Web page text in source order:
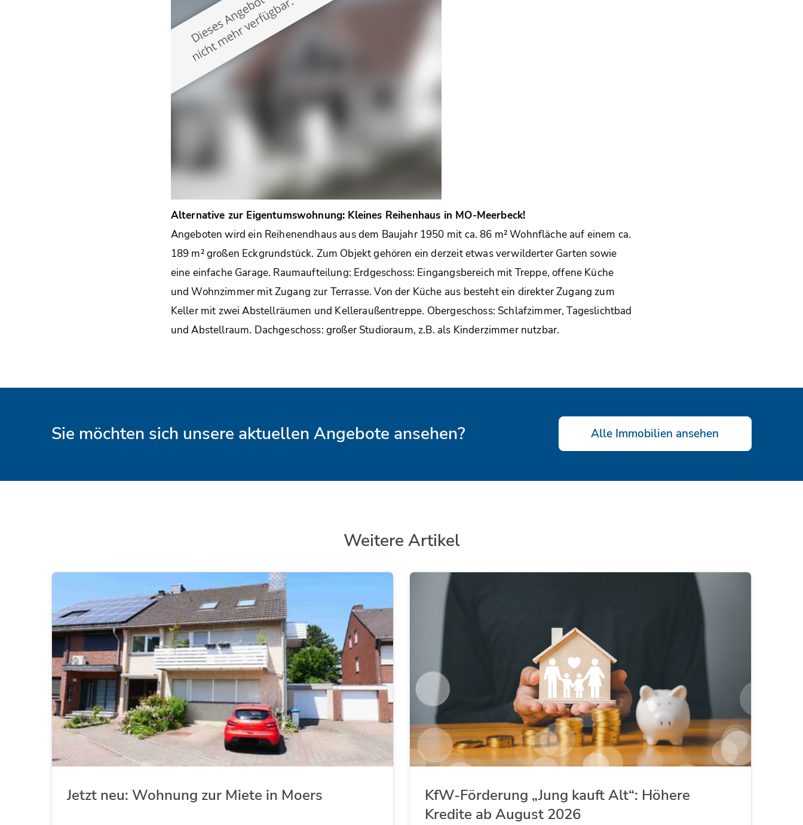
Alternative zur Eigentumswohnung: Kleines Reihenhaus in MO-Meerbeck!
Angeboten wird ein Reihenendhaus aus dem Baujahr 1950 mit ca. 86 m² Wohnfläche auf einem ca.
189 m² großen Eckgrundstück. Zum Objekt gehören ein derzeit etwas verwilderter Garten sowie
eine einfache Garage. Raumaufteilung: Erdgeschoss: Eingangsbereich mit Treppe, offene Küche
und Wohnzimmer mit Zugang zur Terrasse. Von der Küche aus besteht ein direkter Zugang zum
Keller mit zwei Abstellräumen und Kelleraußentreppe. Obergeschoss: Schlafzimmer, Tageslichtbad
und Abstellraum. Dachgeschoss: großer Studioraum, z.B. als Kinderzimmer nutzbar.
Sie möchten sich unsere aktuellen Angebote ansehen? Alle Immobilien ansehen
Weitere Artikel
Jetzt neu: Wohnung zur Miete in Moers
KfW-Förderung „Jung kauft Alt“: Höhere
Kredite ab August 2026